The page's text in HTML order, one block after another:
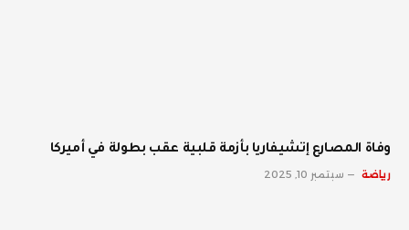
وفاة المصارع إتشيفاريا بأزمة قلبية عقب بطولة في أميركا
رياضة سبتمبر 10, 2025